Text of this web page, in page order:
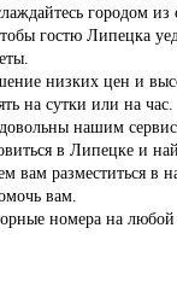
городом из
гостю Липецка
низких цен и
на сутки или на час.
нашим
в Липецке и
вам разместиться в
вам.
номера на любой